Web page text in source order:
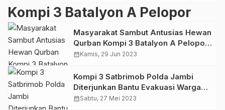
Kompi 3 Batalyon A Pelopor
Masyarakat Sambut Antusias Hewan
Qurban Kompi 3 Batalyon A Pelopor
Satbrimob Polda Jambi
calendar_monthKamis, 29 Jun 2023
Kompi 3 Satbrimob Polda Jambi
Diterjunkan Bantu Evakuasi Warga
Terdampak Longsor di Senyerang
calendar_monthSabtu, 27 Mei 2023